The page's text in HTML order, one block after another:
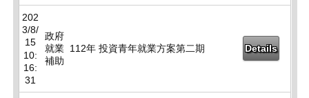
202
3/8/
15
10:
16:
31
政府
就業
補助
112年 投資青年就業方案第二期 Details